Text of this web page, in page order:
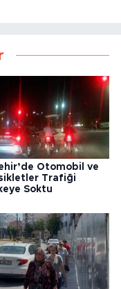
Otomobil ve
Trafiği
Soktu